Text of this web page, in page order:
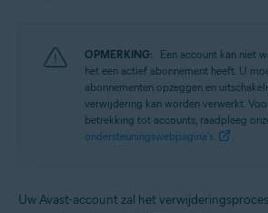
OPMERKING:
Een account kan niet
het een actief abonnement heeft. U
abonnementen opzeggen en
verwijdering kan worden verwerkt.
betrekking tot accounts, raadpleeg
ondersteuningswebpagina's
.
Uw Avast-account zal het